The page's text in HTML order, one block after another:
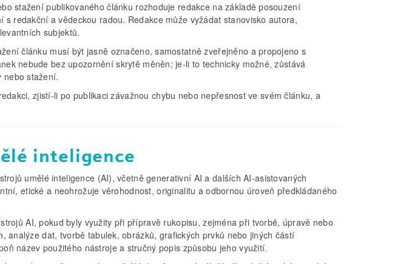
stažení publikovaného článku rozhoduje redakce na základě posouzení
redakční a vědeckou radou. Redakce může vyžádat stanovisko autora,
subjektů.
článku musí být jasně označeno, samostatně zveřejněno a propojeno s
nebude bez upozornění skrytě měněn; je-li to technicky možné, zůstává
nebo stažení.
zjistí-li po publikaci závažnou chybu nebo nepřesnost ve svém článku, a
inteligence
umělé inteligence (AI), včetně generativní AI a dalších AI-asistovaných
etické a neohrožuje věrohodnost, originalitu a odbornou úroveň předkládaného
AI, pokud byly využity při přípravě rukopisu, zejména při tvorbě, úpravě nebo
analýze dat, tvorbě tabulek, obrázků, grafických prvků nebo jiných částí
název použitého nástroje a stručný popis způsobu jeho využití.